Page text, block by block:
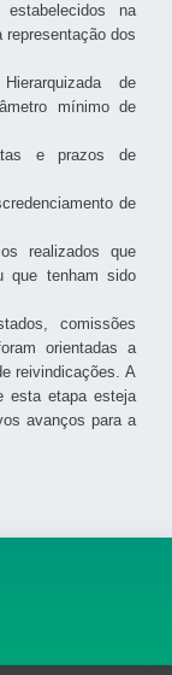
na
representação dos
de
mínimo de
e prazos de
de
realizados que
que tenham sido
comissões
orientadas a
reivindicações. A
esta etapa esteja
avanços para a